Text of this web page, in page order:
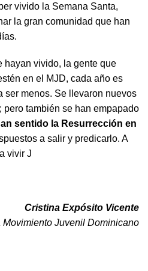
vivido la Semana Santa,
la gran comunidad que han
hayan vivido, la gente que
en el MJD, cada año es
ser menos. Se llevaron nuevos
pero también se han empapado
sentido la Resurrección en
a salir y predicarlo. A
vivir J
Cristina Expósito Vicente
Movimiento Juvenil Dominicano